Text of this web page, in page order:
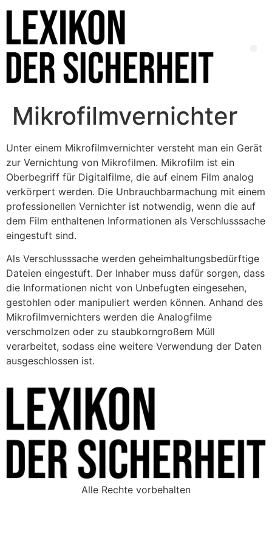
Mikrofilmvernichter
Unter einem Mikrofilmvernichter versteht man ein Gerät
zur Vernichtung von Mikrofilmen. Mikrofilm ist ein
Oberbegriff für Digitalfilme, die auf einem Film analog
verkörpert werden. Die Unbrauchbarmachung mit einem
professionellen Vernichter ist notwendig, wenn die auf
dem Film enthaltenen Informationen als Verschlusssache
eingestuft sind.
Als Verschlusssache werden geheimhaltungsbedürftige
Dateien eingestuft. Der Inhaber muss dafür sorgen, dass
die Informationen nicht von Unbefugten eingesehen,
gestohlen oder manipuliert werden können. Anhand des
Mikrofilmvernichters werden die Analogfilme
verschmolzen oder zu staubkorngroßem Müll
verarbeitet, sodass eine weitere Verwendung der Daten
ausgeschlossen ist.
Alle Rechte vorbehalten